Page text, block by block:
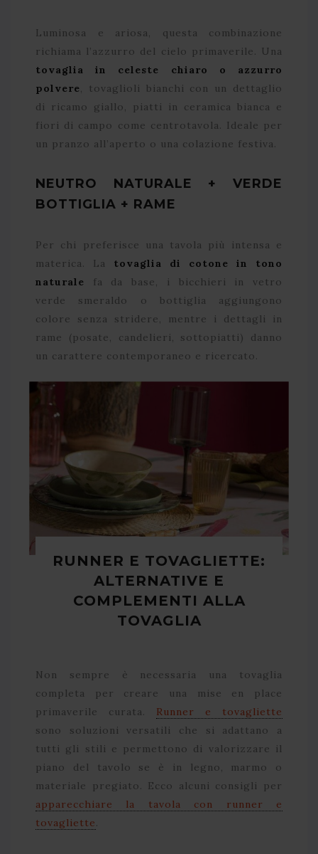
Luminosa e ariosa, questa combinazione
richiama l’azzurro del cielo primaverile. Una
tovaglia in celeste chiaro o azzurro
polvere, tovaglioli bianchi con un dettaglio
di ricamo giallo, piatti in ceramica bianca e
fiori di campo come centrotavola. Ideale per
un pranzo all’aperto o una colazione festiva.
NEUTRO NATURALE + VERDE
BOTTIGLIA + RAME
Per chi preferisce una tavola più intensa e
materica. La tovaglia di cotone in tono
naturale fa da base, i bicchieri in vetro
verde smeraldo o bottiglia aggiungono
colore senza stridere, mentre i dettagli in
rame (posate, candelieri, sottopiatti) danno
un carattere contemporaneo e ricercato.
RUNNER E TOVAGLIETTE:
ALTERNATIVE E
COMPLEMENTI ALLA
TOVAGLIA
Non sempre è necessaria una tovaglia
completa per creare una mise en place
primaverile curata. Runner e tovagliette
sono soluzioni versatili che si adattano a
tutti gli stili e permettono di valorizzare il
piano del tavolo se è in legno, marmo o
materiale pregiato. Ecco alcuni consigli per
apparecchiare la tavola con runner e
tovagliette.